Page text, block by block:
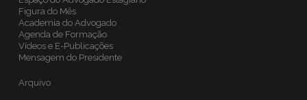
Figura do Mês
Academia do Advogado
Agenda de Formação
Vídeos e E-Publicações
Mensagem do Presidente
Arquivo